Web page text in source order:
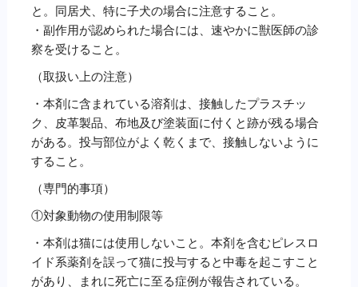
と。同居犬、特に子犬の場合に注意すること。
・副作用が認められた場合には、速やかに獣医師の診
察を受けること。
（取扱い上の注意）
・本剤に含まれている溶剤は、接触したプラスチッ
ク、皮革製品、布地及び塗装面に付くと跡が残る場合
がある。投与部位がよく乾くまで、接触しないように
すること。
（専門的事項）
①対象動物の使用制限等
・本剤は猫には使用しないこと。本剤を含むピレスロ
イド系薬剤を誤って猫に投与すると中毒を起こすこと
があり、まれに死亡に至る症例が報告されている。